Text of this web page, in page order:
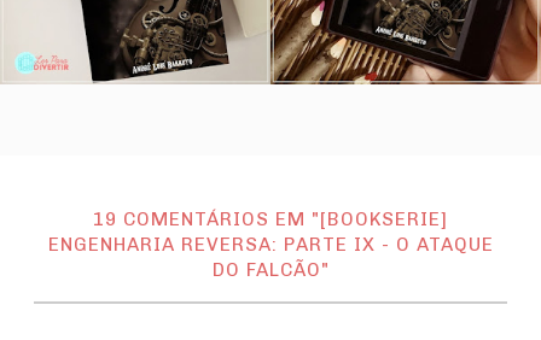
19 COMENTÁRIOS EM "[BOOKSERIE]
ENGENHARIA REVERSA: PARTE IX - O ATAQUE
DO FALCÃO"